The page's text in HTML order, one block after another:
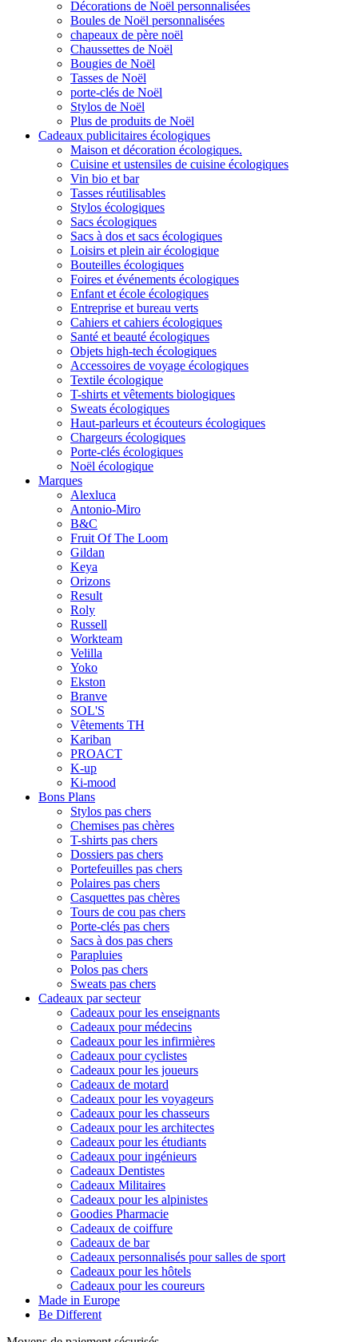
Décorations de Noël personnalisées
Boules de Noël personnalisées
chapeaux de père noël
Chaussettes de Noël
Bougies de Noël
Tasses de Noël
porte-clés de Noël
Stylos de Noël
Plus de produits de Noël
Cadeaux publicitaires écologiques
Maison et décoration écologiques.
Cuisine et ustensiles de cuisine écologiques
Vin bio et bar
Tasses réutilisables
Stylos écologiques
Sacs écologiques
Sacs à dos et sacs écologiques
Loisirs et plein air écologique
Bouteilles écologiques
Foires et événements écologiques
Enfant et école écologiques
Entreprise et bureau verts
Cahiers et cahiers écologiques
Santé et beauté écologiques
Objets high-tech écologiques
Accessoires de voyage écologiques
Textile écologique
T-shirts et vêtements biologiques
Sweats écologiques
Haut-parleurs et écouteurs écologiques
Chargeurs écologiques
Porte-clés écologiques
Noël écologique
Marques
Alexluca
Antonio-Miro
B&C
Fruit Of The Loom
Gildan
Keya
Orizons
Result
Roly
Russell
Workteam
Velilla
Yoko
Ekston
Branve
SOL'S
Vêtements TH
Kariban
PROACT
K-up
Ki-mood
Bons Plans
Stylos pas chers
Chemises pas chères
T-shirts pas chers
Dossiers pas chers
Portefeuilles pas chers
Polaires pas chers
Casquettes pas chères
Tours de cou pas chers
Porte-clés pas chers
Sacs à dos pas chers
Parapluies
Polos pas chers
Sweats pas chers
Cadeaux par secteur
Cadeaux pour les enseignants
Cadeaux pour médecins
Cadeaux pour les infirmières
Cadeaux pour cyclistes
Cadeaux pour les joueurs
Cadeaux de motard
Cadeaux pour les voyageurs
Cadeaux pour les chasseurs
Cadeaux pour les architectes
Cadeaux pour les étudiants
Cadeaux pour ingénieurs
Cadeaux Dentistes
Cadeaux Militaires
Cadeaux pour les alpinistes
Goodies Pharmacie
Cadeaux de coiffure
Cadeaux de bar
Cadeaux personnalisés pour salles de sport
Cadeaux pour les hôtels
Cadeaux pour les coureurs
Made in Europe
Be Different